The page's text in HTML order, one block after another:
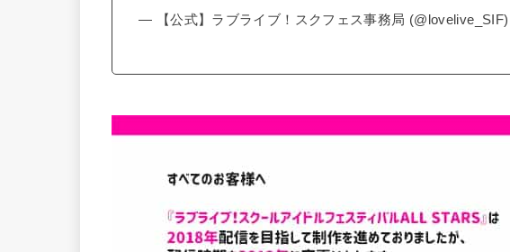
— 【公式】ラブライブ！スクフェス事務局 (@lovelive_SIF)